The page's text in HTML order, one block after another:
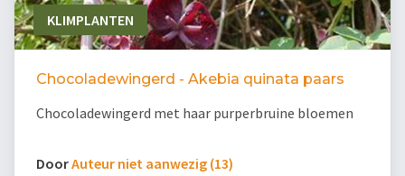
KLIMPLANTEN
Chocoladewingerd - Akebia quinata paars
Chocoladewingerd met haar purperbruine bloemen
DoorAuteur niet aanwezig (13)